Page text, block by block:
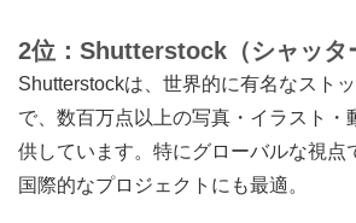
2位：Shutterstock（シャッタ
Shutterstockは、世界的に有名なスト
で、数百万点以上の写真・イラスト・
供しています。特にグローバルな視点
国際的なプロジェクトにも最適。